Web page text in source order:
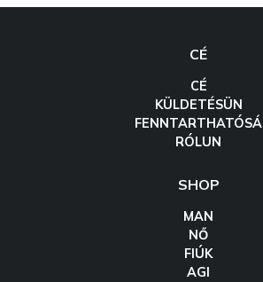
CÉ
CÉ
KÜLDETÉSÜN
FENNTARTHATÓSÁ
RÓLUN
SHOP
MAN
NŐ
FIÚK
AGI